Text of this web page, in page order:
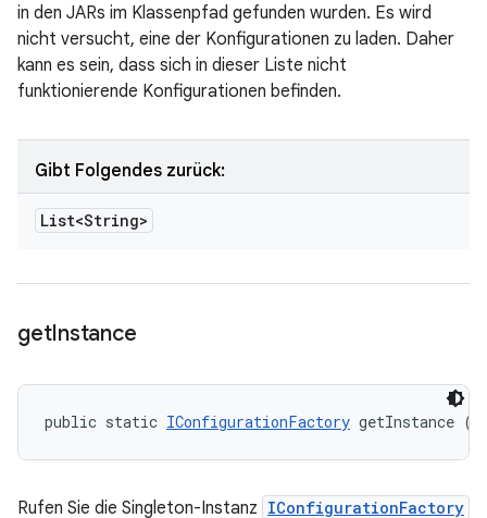
in den JARs im Klassenpfad gefunden wurden. Es wird
nicht versucht, eine der Konfigurationen zu laden. Daher
kann es sein, dass sich in dieser Liste nicht
funktionierende Konfigurationen befinden.
Gibt Folgendes zurück:
List<String>
getInstance
public static IConfigurationFactory getInstance ()
Rufen Sie die Singleton-Instanz IConfigurationFactory